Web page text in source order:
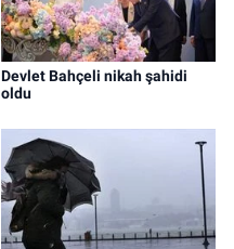
Devlet Bahçeli nikah şahidi
oldu